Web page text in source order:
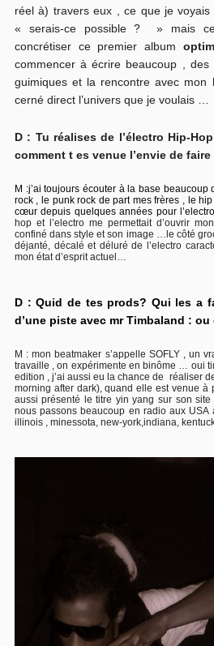
réel à) travers eux , ce que je
« serais-ce possible ? » mais
concrétiser ce premier album
commencer à écrire beaucoup ,
guimiques et la rencontre avec mon
cerné direct l’univers que je voulais …
D : Tu réalises de l’électro Hip-
comment t es venue l’envie de
M :j’ai toujours écouter à la base beaucoup
rock , le punk rock de part mes frères , le
cœur depuis quelques années pour
hop et l’electro me permettait d’ouvrir
confiné dans style et son image …le côté
déjanté, décalé et déluré de l’electro
mon état d’esprit actuel…
D : Quid de tes prods? Qui les a
d’une piste avec mr Timbaland : ou
M : mon beatmaker s’appelle SOFLY , un
travaille , on expérimente en binôme … oui
edition , j’ai aussi eu la chance de réaliser
morning after dark), quand elle est venue
aussi présenté le titre yin yang sur son
nous passons beaucoup en radio aux USA
illinois , minessota, new-york,indiana,